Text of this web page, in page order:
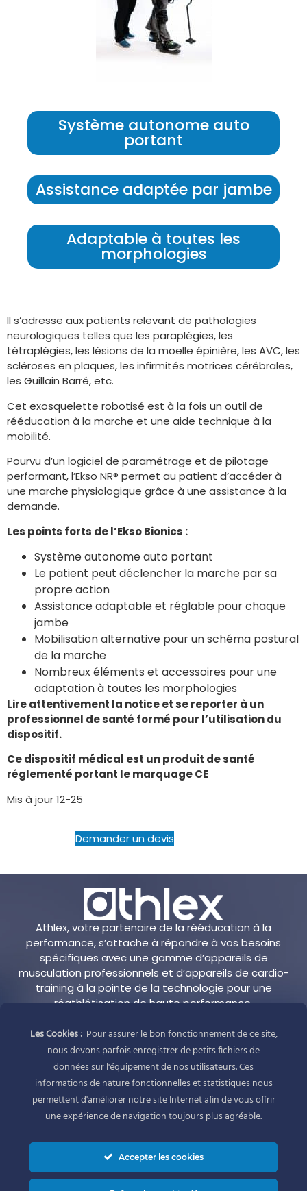
Système autonome auto
portant
Assistance adaptée par jambe
Adaptable à toutes les
morphologies
Il s’adresse aux patients relevant de pathologies
neurologiques telles que les paraplégies, les
tétraplégies, les lésions de la moelle épinière, les AVC, les
scléroses en plaques, les infirmités motrices cérébrales,
les Guillain Barré, etc.
Cet exosquelette robotisé est à la fois un outil de
rééducation à la marche et une aide technique à la
mobilité.
Pourvu d’un logiciel de paramétrage et de pilotage
performant, l’Ekso NR® permet au patient d’accéder à
une marche physiologique grâce à une assistance à la
demande.
Les points forts de l’Ekso Bionics :
Système autonome auto portant
Le patient peut déclencher la marche par sa
propre action
Assistance adaptable et réglable pour chaque
jambe
Mobilisation alternative pour un schéma postural
de la marche
Nombreux éléments et accessoires pour une
adaptation à toutes les morphologies
Lire attentivement la notice et se reporter à un
professionnel de santé formé pour l’utilisation du
dispositif.
Ce dispositif médical est un produit de santé
réglementé portant le marquage CE
Mis à jour 12-25
Demander un devis
Athlex, votre partenaire de la rééducation à la
performance, s’attache à répondre à vos besoins
spécifiques avec une gamme d’appareils de
musculation professionnels et d’appareils de cardio-
training à la pointe de la technologie pour une
réathlétisation de haute performance.
Adresse
Athlex
1 allée Alban Vistel
69110 Sainte Foy-Lès-Lyon
France
Réseaux sociaux
Contact
Les Cookies : Pour assurer le bon fonctionnement de ce site,
nous devons parfois enregistrer de petits fichiers de
données sur l'équipement de nos utilisateurs. Ces
informations de nature fonctionnelles et statistiques nous
permettent d'améliorer notre site Internet afin de vous offrir
une expérience de navigation toujours plus agréable.
Accepter les cookies